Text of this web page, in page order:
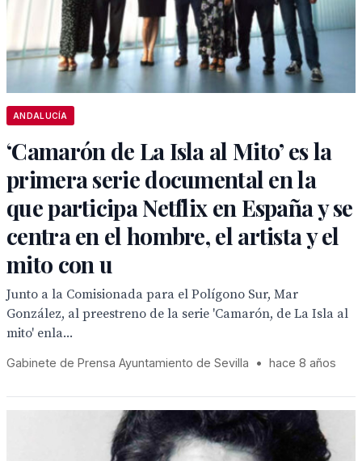
ANDALUCÍA
‘Camarón de La Isla al Mito’ es la
primera serie documental en la
que participa Netflix en España y se
centra en el hombre, el artista y el
mito con u
Junto a la Comisionada para el Polígono Sur, Mar
González, al preestreno de la serie 'Camarón, de La Isla al
mito' enla...
Gabinete de Prensa Ayuntamiento de Sevilla • hace 8 años